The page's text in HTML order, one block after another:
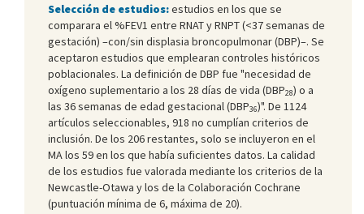
Selección de estudios:estudios en los que se
comparara el %FEV1 entre RNAT y RNPT (<37 semanas de
gestación) –con/sin displasia broncopulmonar (DBP)–. Se
aceptaron estudios que emplearan controles históricos
poblacionales. La definición de DBP fue "necesidad de
oxígeno suplementario a los 28 días de vida (DBP28) o a
las 36 semanas de edad gestacional (DBP36)". De 1124
artículos seleccionables, 918 no cumplían criterios de
inclusión. De los 206 restantes, solo se incluyeron en el
MA los 59 en los que había suficientes datos. La calidad
de los estudios fue valorada mediante los criterios de la
Newcastle-Otawa y los de la Colaboración Cochrane
(puntuación mínima de 6, máxima de 20).